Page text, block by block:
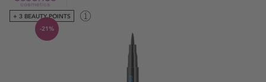
+ 3 BEAUTY POINTS
-21%